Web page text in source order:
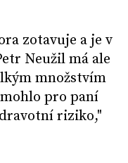
zotavuje a je v
Neužil má ale
množstvím
pro paní
riziko,"